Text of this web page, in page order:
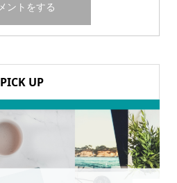
PICK UP